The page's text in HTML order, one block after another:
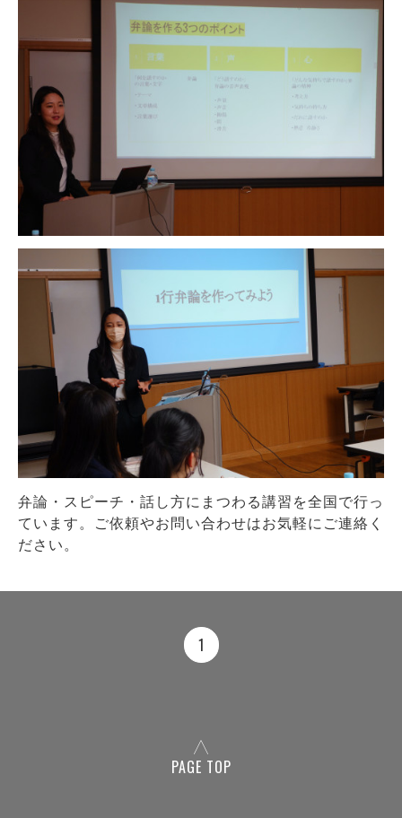
弁論・スピーチ・話し方にまつわる講習を全国で行っ
ています。ご依頼やお問い合わせはお気軽にご連絡く
ださい。
1
PAGE TOP